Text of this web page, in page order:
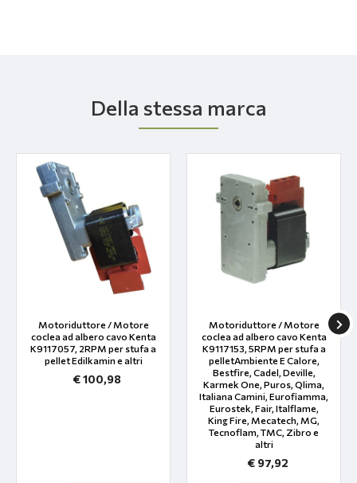
Della stessa marca
Motoriduttore / Motore
coclea ad albero cavo Kenta
K9117057, 2RPM per stufa a
pellet Edilkamin e altri
€ 100,98
Motoriduttore / Motore
coclea ad albero cavo Kenta
K9117153, 5RPM per stufa a
pelletAmbiente E Calore,
Bestfire, Cadel, Deville,
Karmek One, Puros, Qlima,
Italiana Camini, Eurofiamma,
Eurostek, Fair, Italflame,
King Fire, Mecatech, MG,
Tecnoflam, TMC, Zibro e
altri
€ 97,92